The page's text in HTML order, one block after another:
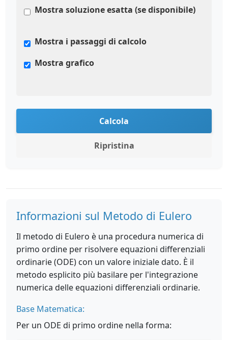
Mostra soluzione esatta (se disponibile)
Mostra i passaggi di calcolo
Mostra grafico
Calcola
Ripristina
Informazioni sul Metodo di Eulero
Il metodo di Eulero è una procedura numerica di
primo ordine per risolvere equazioni differenziali
ordinarie (ODE) con un valore iniziale dato. È il
metodo esplicito più basilare per l'integrazione
numerica delle equazioni differenziali ordinarie.
Base Matematica:
Per un ODE di primo ordine nella forma: